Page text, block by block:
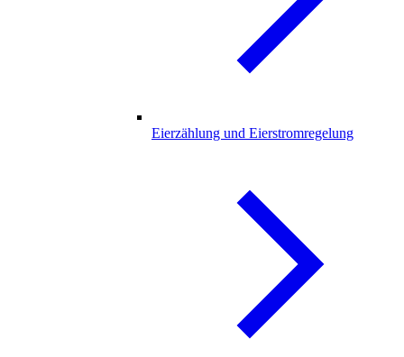
Eierzählung und Eierstromregelung